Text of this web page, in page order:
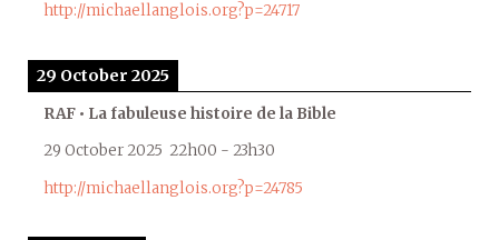
http://michaellanglois.org?p=24717
29 October 2025
RAF • La fabuleuse histoire de la Bible
29 October 2025 22h00 - 23h30
http://michaellanglois.org?p=24785